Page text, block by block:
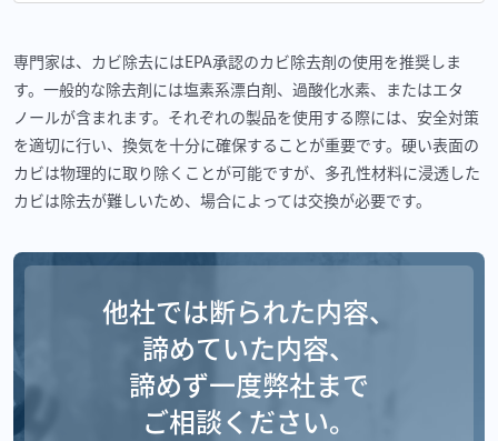
専門家は、カビ除去にはEPA承認のカビ除去剤の使用を推奨しま
す。一般的な除去剤には塩素系漂白剤、過酸化水素、またはエタ
ノールが含まれます。それぞれの製品を使用する際には、安全対策
を適切に行い、換気を十分に確保することが重要です。硬い表面の
カビは物理的に取り除くことが可能ですが、多孔性材料に浸透した
カビは除去が難しいため、場合によっては交換が必要です。
他社では断られた内容、
諦めていた内容、
諦めず一度弊社まで
ご相談ください。